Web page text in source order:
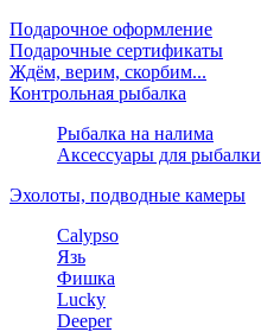
Подарочное оформление
Подарочные сертификаты
Ждём, верим, скорбим...
Контрольная рыбалка
Рыбалка на налима
Аксессуары для рыбалки
Эхолоты, подводные камеры
Calypso
Язь
Фишка
Lucky
Deeper